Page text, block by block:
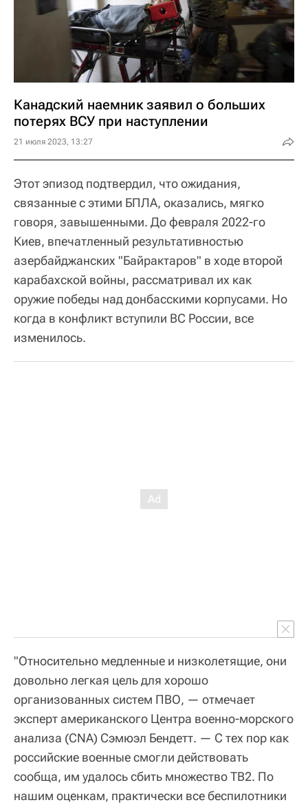
Канадский наемник заявил о больших
потерях ВСУ при наступлении
21 июля 2023, 13:27
Этот эпизод подтвердил, что ожидания,
связанные с этими БПЛА, оказались, мягко
говоря, завышенными. До февраля 2022-го
Киев, впечатленный результативностью
азербайджанских "Байрактаров" в ходе второй
карабахской войны, рассматривал их как
оружие победы над донбасскими корпусами. Но
когда в конфликт вступили ВС России, все
изменилось.
"Относительно медленные и низколетящие, они
довольно легкая цель для хорошо
организованных систем ПВО, — отмечает
эксперт американского Центра военно-морского
анализа (CNA) Сэмюэл Бендетт. — С тех пор как
российские военные смогли действовать
сообща, им удалось сбить множество TB2. По
нашим оценкам, практически все беспилотники